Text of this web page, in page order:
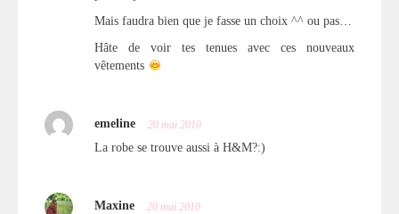
Mais faudra bien que je fasse un choix ^^ ou pas…
Hâte de voir tes tenues avec ces nouveaux
vêtements
emeline 20 mai 2010
La robe se trouve aussi à H&M?:)
Maxine 20 mai 2010